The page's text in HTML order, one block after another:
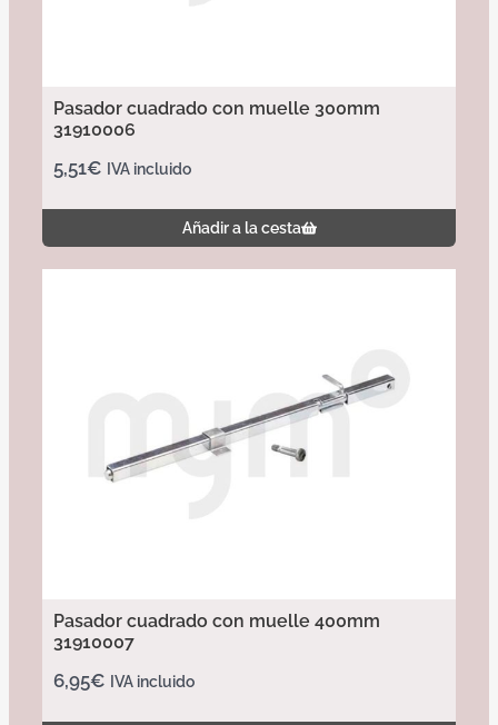
Pasador cuadrado con muelle 300mm
31910006
5,51€ IVA incluido
Añadir a la cesta
Pasador cuadrado con muelle 400mm
31910007
6,95€ IVA incluido